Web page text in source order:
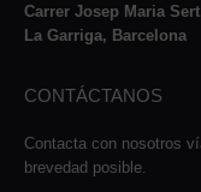
Carrer Josep Maria
La Garriga, Barcelona
CONTÁCTANOS
Contacta con nosotros
brevedad posible.